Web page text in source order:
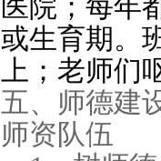
医院；每年
或生育期。
上；老师们
五、师德建
师资队伍